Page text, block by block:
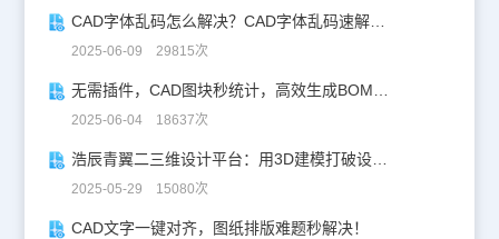
CAD字体乱码怎么解决？CAD字体乱码速解指南
2025-06-09 29815次
无需插件，CAD图块秒统计，高效生成BOM表！
2025-06-04 18637次
浩辰青翼二三维设计平台：用3D建模打破设计边界
2025-05-29 15080次
CAD文字一键对齐，图纸排版难题秒解决！